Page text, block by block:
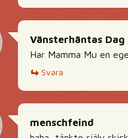
Vänsterhäntas Dag
Har Mamma Mu en
Svara
menschfeind